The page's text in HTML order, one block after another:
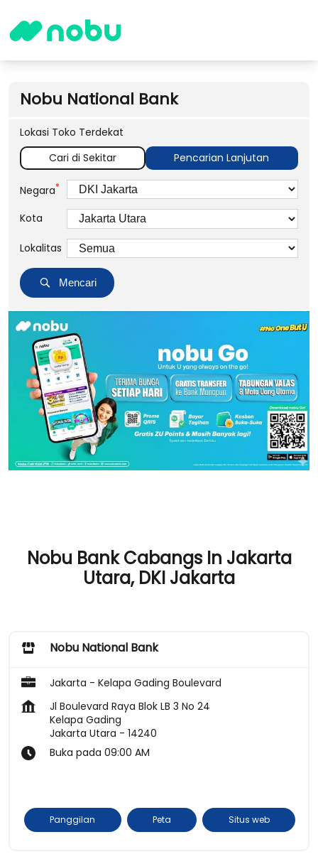
Nobu National Bank
Lokasi Toko Terdekat
Cari di Sekitar
Pencarian Lanjutan
Negara*
Kota
Lokalitas
Mencari
Nobu Bank Cabangs In Jakarta
Utara, DKI Jakarta
Nobu National Bank
Jakarta - Kelapa Gading Boulevard
Jl Boulevard Raya Blok LB 3 No 24
Kelapa Gading
Jakarta Utara - 14240
Buka pada 09:00 AM
Panggilan Peta Situs web